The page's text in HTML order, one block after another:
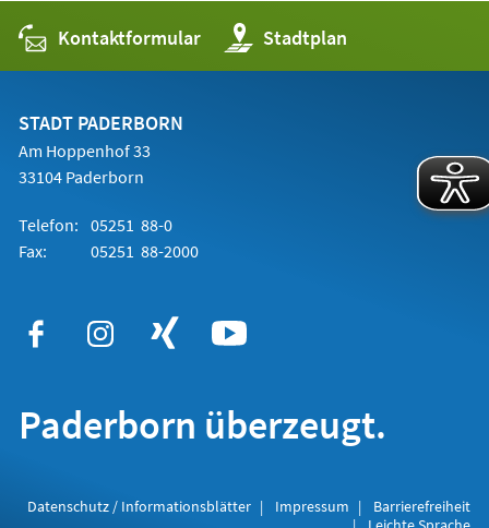
Kontaktformular Stadtplan
(Öffnet
in
einem
STADT PADERBORN
Am Hoppenhof 33
33104 Paderborn
Telefon: 05251 88-0
Fax:
05251 88-2000
Paderborn überzeugt.
Datenschutz / Informationsblätter Impressum
Barrierefreiheit